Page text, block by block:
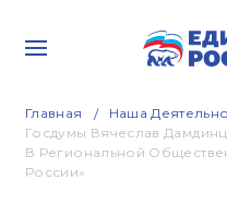
Главная Наша
Госдумы Вячеслав
В Региональной
России»